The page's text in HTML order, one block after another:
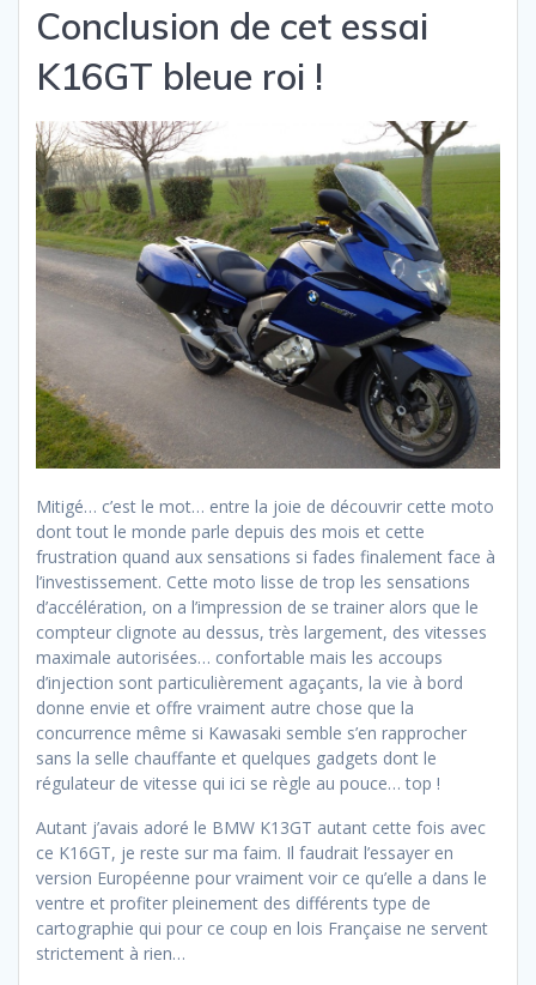
Conclusion de cet essai
K16GT bleue roi !
Mitigé… c’est le mot… entre la joie de découvrir cette moto
dont tout le monde parle depuis des mois et cette
frustration quand aux sensations si fades finalement face à
l’investissement. Cette moto lisse de trop les sensations
d’accélération, on a l’impression de se trainer alors que le
compteur clignote au dessus, très largement, des vitesses
maximale autorisées… confortable mais les accoups
d’injection sont particulièrement agaçants, la vie à bord
donne envie et offre vraiment autre chose que la
concurrence même si Kawasaki semble s’en rapprocher
sans la selle chauffante et quelques gadgets dont le
régulateur de vitesse qui ici se règle au pouce… top !
Autant j’avais adoré le BMW K13GT autant cette fois avec
ce K16GT, je reste sur ma faim. Il faudrait l’essayer en
version Européenne pour vraiment voir ce qu’elle a dans le
ventre et profiter pleinement des différents type de
cartographie qui pour ce coup en lois Française ne servent
strictement à rien…